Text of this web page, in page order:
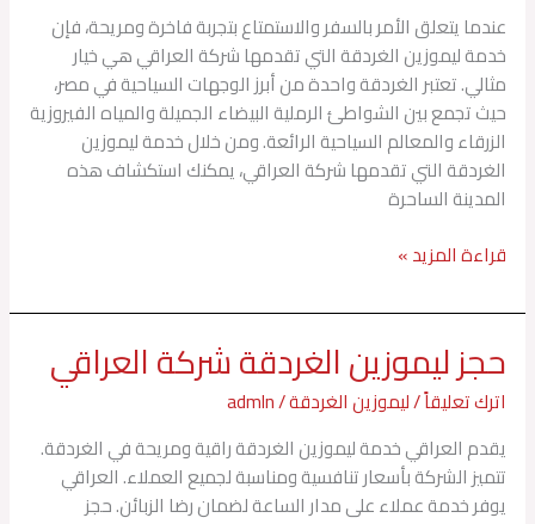
عندما يتعلق الأمر بالسفر والاستمتاع بتجربة فاخرة ومريحة، فإن
خدمة ليموزين الغردقة التي تقدمها شركة العراقي هي خيار
مثالي. تعتبر الغردقة واحدة من أبرز الوجهات السياحية في مصر،
حيث تجمع بين الشواطئ الرملية البيضاء الجميلة والمياه الفيروزية
الزرقاء والمعالم السياحية الرائعة. ومن خلال خدمة ليموزين
الغردقة التي تقدمها شركة العراقي، يمكنك استكشاف هذه
المدينة الساحرة
قراءة المزيد »
حجز ليموزين الغردقة شركة العراقي
اترك تعليقاً/ليموزين الغردقة/
admln
يقدم العراقي خدمة ليموزين الغردقة راقية ومريحة في الغردقة.
تتميز الشركة بأسعار تنافسية ومناسبة لجميع العملاء. العراقي
يوفر خدمة عملاء على مدار الساعة لضمان رضا الزبائن. حجز
حجز
ليموزين
الغردقة
شركة
العراقي